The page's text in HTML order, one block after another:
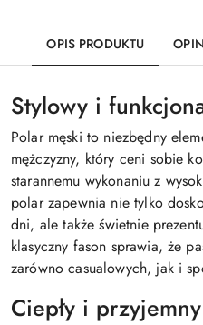
OPIS PRODUKTU
Stylowy i
Polar męski to niezbędny
mężczyzny, który ceni sobie
starannemu wykonaniu z
polar zapewnia nie tylko
dni, ale także świetnie
klasyczny fason sprawia, że
zarówno casualowych, jak i
Ciepły i